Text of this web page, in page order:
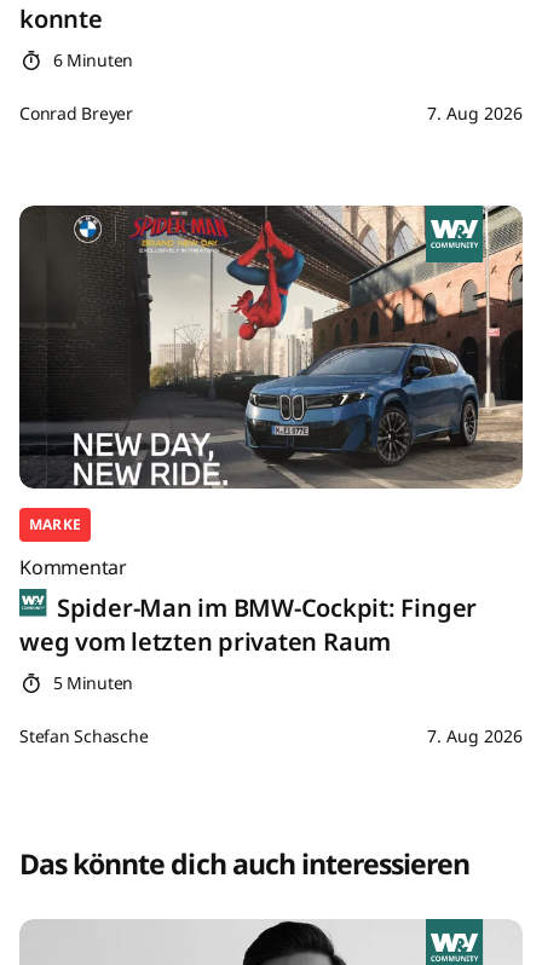
konnte
6 Minuten
Conrad Breyer 7. Aug 2026
MARKE
Kommentar
Spider-Man im BMW-Cockpit: Finger
weg vom letzten privaten Raum
5 Minuten
Stefan Schasche 7. Aug 2026
Das könnte dich auch interessieren